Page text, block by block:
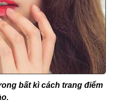
bất kì cách trang điểm